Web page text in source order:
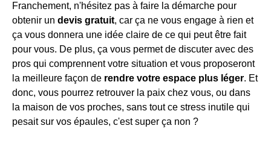
Franchement, n'hésitez pas à faire la démarche pour
obtenir un devis gratuit, car ça ne vous engage à rien et
ça vous donnera une idée claire de ce qui peut être fait
pour vous. De plus, ça vous permet de discuter avec des
pros qui comprennent votre situation et vous proposeront
la meilleure façon de rendre votre espace plus léger. Et
donc, vous pourrez retrouver la paix chez vous, ou dans
la maison de vos proches, sans tout ce stress inutile qui
pesait sur vos épaules, c'est super ça non ?